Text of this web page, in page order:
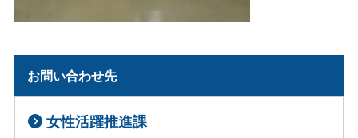
お問い合わせ先
女性活躍推進課